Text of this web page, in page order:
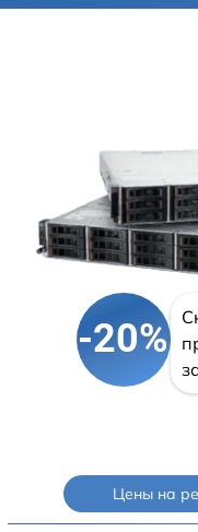
-20%
Цены на